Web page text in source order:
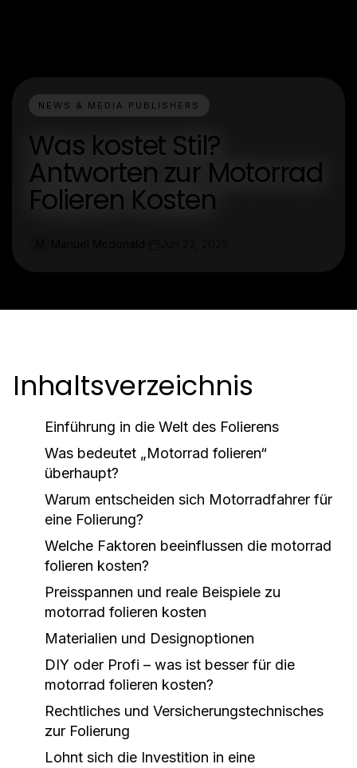
NEWS & MEDIA PUBLISHERS
Was kostet Stil?
Antworten zur Motorrad
Folieren Kosten
Inhaltsverzeichnis
Einführung in die Welt des Folierens
Was bedeutet „Motorrad folieren“
überhaupt?
Warum entscheiden sich Motorradfahrer für
eine Folierung?
Welche Faktoren beeinflussen die motorrad
folieren kosten?
Preisspannen und reale Beispiele zu
motorrad folieren kosten
Materialien und Designoptionen
DIY oder Profi – was ist besser für die
motorrad folieren kosten?
Rechtliches und Versicherungstechnisches
zur Folierung
Lohnt sich die Investition in eine